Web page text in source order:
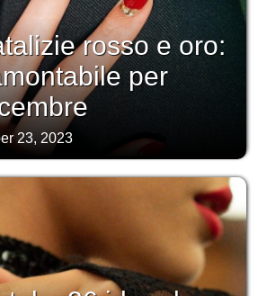
rosso e oro:
per
23, 2023